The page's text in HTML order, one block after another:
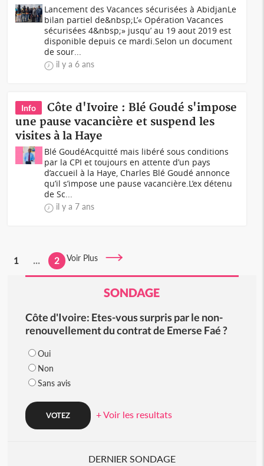
Lancement des Vacances sécurisées à AbidjanLe
bilan partiel de&nbsp;L’« Opération Vacances
sécurisées 4&nbsp;» jusqu’ au 19 aout 2019 est
disponible depuis ce mardi.Selon un document
de sour...
il y a 6 ans
Info
Côte d'Ivoire : Blé Goudé s'impose
une pause vacancière et suspend les
visites à la Haye
Blé GoudéAcquitté mais libéré sous conditions
par la CPI et toujours en attente d’un pays
d’accueil à la Haye, Charles Blé Goudé annonce
qu’il s’impose une pause vacancière.L’ex détenu
de Sc...
il y a 7 ans
1 ... 2 Voir Plus
SONDAGE
Côte d'Ivoire: Etes-vous surpris par le non-
renouvellement du contrat de Emerse Faé ?
Oui
Non
Sans avis
+ Voir les resultats
DERNIER SONDAGE